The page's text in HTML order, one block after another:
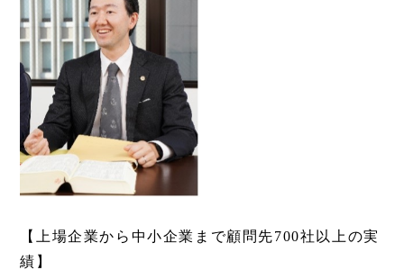
【上場企業から中小企業まで顧問先700社以上の実
績】